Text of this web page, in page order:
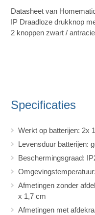
Datasheet van
IP Draadloze drukknop
2 knoppen zwart /
Specificaties
Werkt op batterijen: 2x
Levensduur batterijen:
Beschermingsgraad:
Afmetingen zonder
x 1,7 cm
Afmetingen met